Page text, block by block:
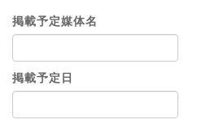
掲載予定媒体名
掲載予定日